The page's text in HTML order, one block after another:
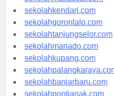
sekolahmakassar.com
sekolahkendari.com
sekolahgorontalo.com
sekolahtanjungselor.com
sekolahmanado.com
sekolahkupang.com
sekolahpalangkaraya.com
sekolahbanjarbaru.com